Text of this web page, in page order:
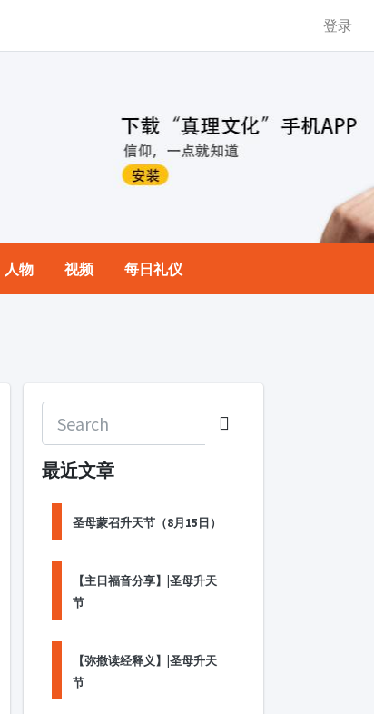
登录
人物 视频 每日礼仪
最近文章
圣母蒙召升天节（8月15日）
【主日福音分享】|圣母升天
节
【弥撒读经释义】|圣母升天
节